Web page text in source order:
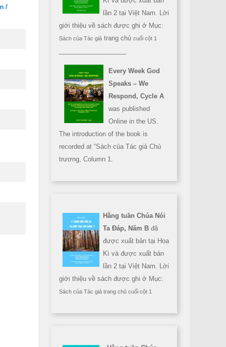
/
lần 2 tại Việt Nam. Lời
giới thiệu về sách được ghi ở Mục:
Sách của Tác giả trang chủ cuối cột 1
Every Week God
Speaks – We
Respond, Cycle A
was published
Online in the US.
The introduction of the book is
recorded at “Sách của Tác giả Chủ
trương, Column 1.
Hằng tuần Chúa Nói
Ta Đáp, Năm B đã
được xuất bản tại Hoa
Kì và được xuất bản
lần 2 tại Việt Nam. Lời
giới thiệu về sách được ghi ở Mục:
Sách của Tác giả trang chủ cuối cột 1